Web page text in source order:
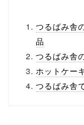
つるばみ舎
品
つるばみ舎
ホットケー
つるばみ舎